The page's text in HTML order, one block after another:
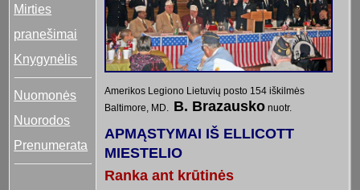
Mirties
pranešimai
Knygynėlis
Nuomonės
Nuorodos
Prenumerata
Amerikos Legiono Lietuvių posto 154 iškilmės
Baltimore, MD.
B. Brazauskonuotr.
APMĄSTYMAI IŠ ELLICOTT
MIESTELIO
Ranka ant krūtinės